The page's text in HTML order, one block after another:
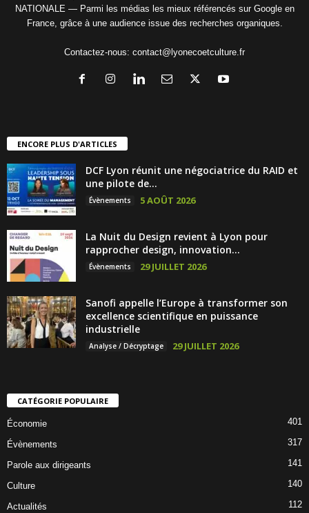
NATIONALE — Parmi les médias les mieux référencés sur Google en
France, grâce à une audience issue des recherches organiques.
Contactez-nous: contact@lyonecoetculture.fr
ENCORE PLUS D'ARTICLES
DCF Lyon réunit une négociatrice du RAID et
une pilote de...
Évènements 5 AOÛT 2026
La Nuit du Design revient à Lyon pour
rapprocher design, innovation...
Évènements 29 JUILLET 2026
Sanofi appelle l’Europe à transformer son
excellence scientifique en puissance
industrielle
Analyse / Décryptage 29 JUILLET 2026
CATÉGORIE POPULAIRE
Économie 401
Évènements 317
Parole aux dirigeants 141
Culture 140
Actualités 112